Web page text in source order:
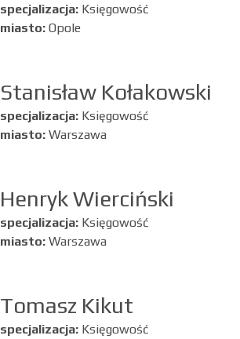
specjalizacja: Księgowość
miasto: Opole
Stanisław Kołakowski
specjalizacja: Księgowość
miasto: Warszawa
Henryk Wierciński
specjalizacja: Księgowość
miasto: Warszawa
Tomasz Kikut
specjalizacja: Księgowość